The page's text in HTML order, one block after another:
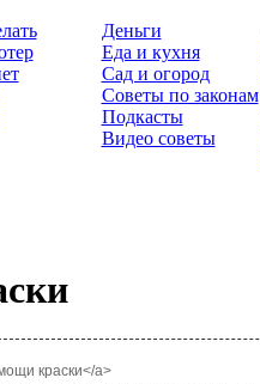
Деньги
Еда и кухня
Сад и огород
Советы по законам
Подкасты
Видео советы
краски</a>